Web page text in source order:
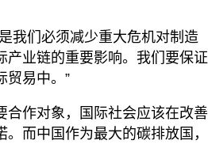
我们必须减少重大危机对制造
产业链的重要影响。我们要保证
贸易中。”
合作对象，国际社会应该在改善
而中国作为最大的碳排放国，